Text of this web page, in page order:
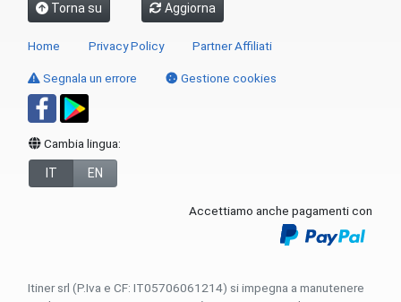
Torna su Aggiorna
Home Privacy Policy Partner Affiliati
Segnala un errore Gestione cookies
Cambia lingua:
IT EN
Accettiamo anche pagamenti con
Itiner srl (P.Iva e CF: IT05706061214) si impegna a manutenere